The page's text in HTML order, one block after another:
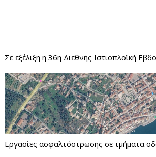
Σε εξέλιξη η 36η Διεθνής Ιστιοπλοϊκή
Εργασίες ασφαλτόστρωσης σε τμήματα